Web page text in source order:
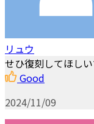
リュウ
せひ復刻してほし
Good
2024/11/09